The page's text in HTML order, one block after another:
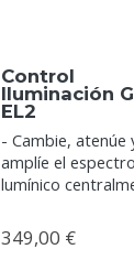
Control
Iluminación
EL2
- Cambie, atenúe
amplíe el espectro
lumínico
349,00 €